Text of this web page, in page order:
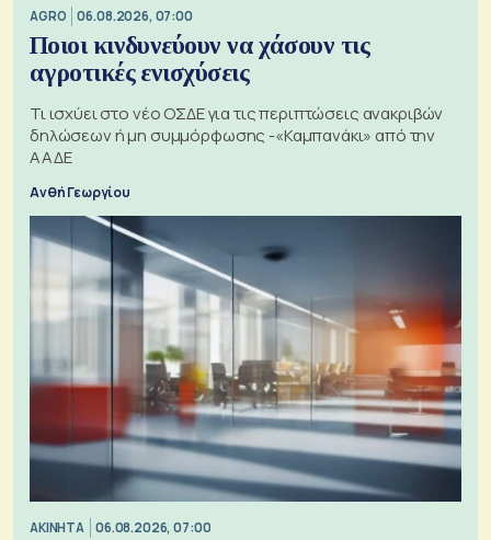
AGRO 06.08.2026, 07:00
Ποιοι κινδυνεύουν να χάσουν τις
αγροτικές ενισχύσεις
Τι ισχύει στο νέο ΟΣΔΕ για τις περιπτώσεις ανακριβών
δηλώσεων ή μη συμμόρφωσης -«Καμπανάκι» από την
ΑΑΔΕ
Ανθή Γεωργίου
ΑΚΙΝΗΤΑ 06.08.2026, 07:00